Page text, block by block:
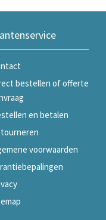
bestellen of offerte
en betalen
voorwaarden